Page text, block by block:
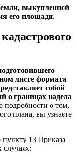
выкупленной
его площади.
листе формата
собой
о границах надела
подробности о том,
плана, вы узнаете
пункту 13 Приказа